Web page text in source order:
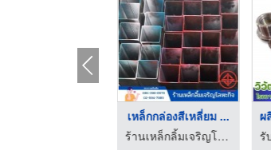
เหล็กกล่องสีเหลี่ยม ...
ร้านเหล็กลิ้มเจริญโลหะกิจ ลำลูกกา ปทุมธานี